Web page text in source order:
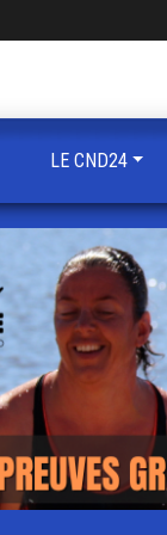
LE CND24